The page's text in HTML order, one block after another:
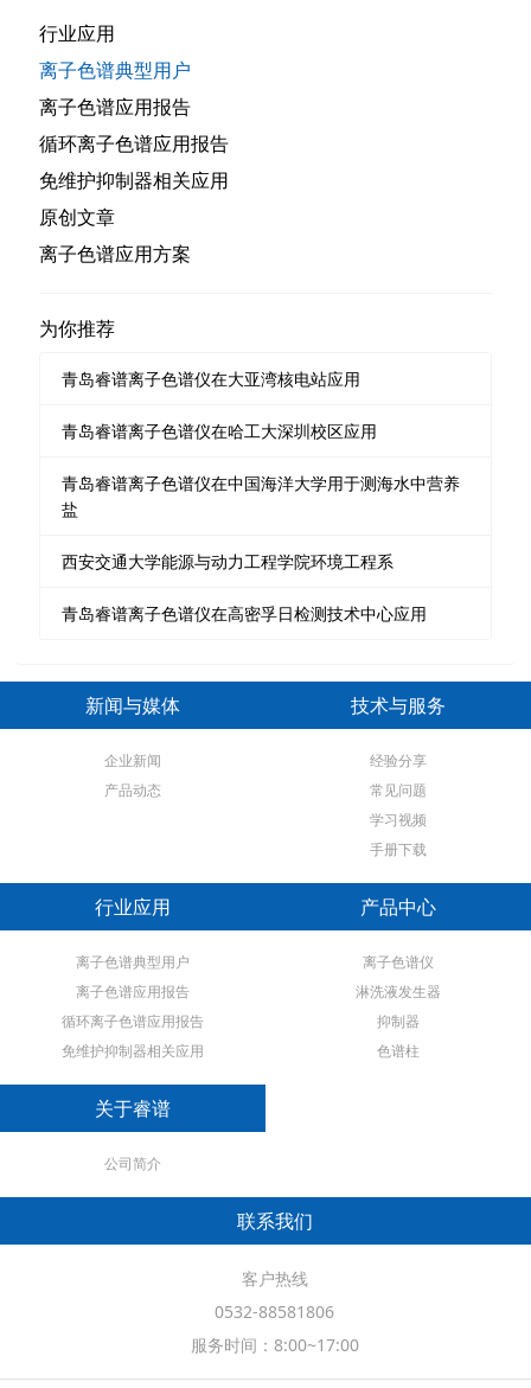
行业应用
离子色谱典型用户
离子色谱应用报告
循环离子色谱应用报告
免维护抑制器相关应用
原创文章
离子色谱应用方案
为你推荐
青岛睿谱离子色谱仪在大亚湾核电站应用
青岛睿谱离子色谱仪在哈工大深圳校区应用
青岛睿谱离子色谱仪在中国海洋大学用于测海水中营养
盐
西安交通大学能源与动力工程学院环境工程系
青岛睿谱离子色谱仪在高密孚日检测技术中心应用
新闻与媒体
企业新闻
产品动态
技术与服务
经验分享
常见问题
学习视频
手册下载
行业应用
离子色谱典型用户
离子色谱应用报告
循环离子色谱应用报告
免维护抑制器相关应用
产品中心
离子色谱仪
淋洗液发生器
抑制器
色谱柱
关于睿谱
公司简介
联系我们
客户热线
0532-88581806
服务时间：8:00~17:00